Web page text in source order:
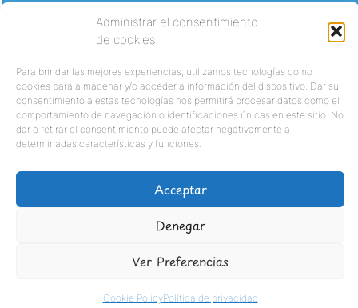
Administrar el consentimiento
de cookies
Para brindar las mejores experiencias, utilizamos tecnologías como
cookies para almacenar y/o acceder a información del dispositivo. Dar su
consentimiento a estas tecnologías nos permitirá procesar datos como el
comportamiento de navegación o identificaciones únicas en este sitio. No
dar o retirar el consentimiento puede afectar negativamente a
determinadas características y funciones.
Acceptar
Denegar
Ver Preferencias
Cookie PolicyPolítica de privacidad